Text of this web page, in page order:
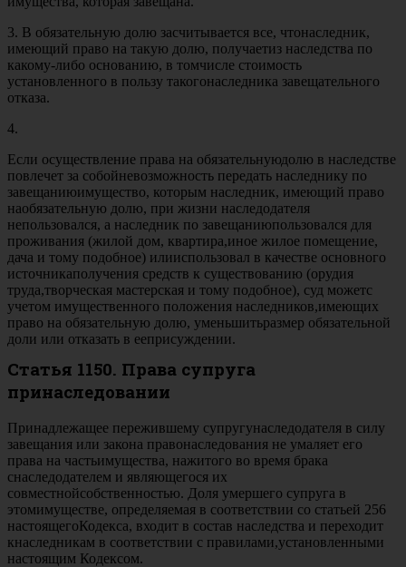
3. В обязательную долю засчитывается все, чтонаследник,
имеющий право на такую долю, получаетиз наследства по
какому-либо основанию, в томчисле стоимость
установленного в пользу такогонаследника завещательного
отказа.
4.
Если осуществление права на обязательнуюдолю в наследстве
повлечет за собойневозможность передать наследнику по
завещаниюимущество, которым наследник, имеющий право
наобязательную долю, при жизни наследодателя
непользовался, а наследник по завещаниюпользовался для
проживания (жилой дом, квартира,иное жилое помещение,
дача и тому подобное) илииспользовал в качестве основного
источникаполучения средств к существованию (орудия
труда,творческая мастерская и тому подобное), суд можетс
учетом имущественного положения наследников,имеющих
право на обязательную долю, уменьшитьразмер обязательной
доли или отказать в ееприсуждении.
Статья 1150. Права супруга
принаследовании
Принадлежащее пережившему супругунаследодателя в силу
завещания или закона правонаследования не умаляет его
права на частьимущества, нажитого во время брака
снаследодателем и являющегося их
совместнойсобственностью. Доля умершего супруга в
этомимуществе, определяемая в соответствии со статьей 256
настоящегоКодекса, входит в состав наследства и переходит
кнаследникам в соответствии с правилами,установленными
настоящим Кодексом.